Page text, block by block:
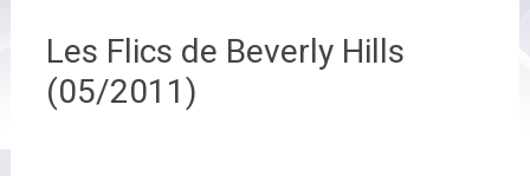
Les Flics de Beverly Hills
(05/2011)